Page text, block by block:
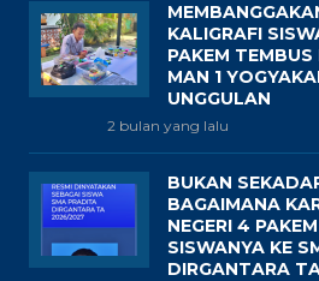
KALIGRAFI
PAKEM
MAN 1
UNGGULAN
2 bulan yang lalu
BUKAN
BAGAIMANA
NEGERI 4
SISWANYA KE
DIRGANTARA